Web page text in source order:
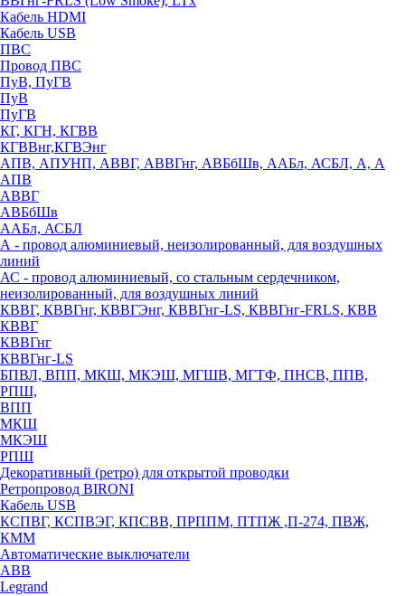
Кабель HDMI
Кабель USB
ПВС
Провод ПВС
ПуВ, ПуГВ
ПуВ
ПуГВ
КГ, КГН, КГВВ
КГВВнг,КГВЭнг
АПВ, АПУНП, АВВГ, АВВГнг, АВБбШв, ААБл, АСБЛ, А, А
АПВ
АВВГ
АВБбШв
ААБл, АСБЛ
А - провод алюминиевый, неизолированный, для воздушных
линий
АС - провод алюминиевый, со стальным сердечником,
неизолированный, для воздушных линий
КВВГ, КВВГнг, КВВГЭнг, КВВГнг-LS, КВВГнг-FRLS, КВВ
КВВГ
КВВГнг
КВВГнг-LS
БПВЛ, ВПП, МКШ, МКЭШ, МГШВ, МГТФ, ПНСВ, ППВ,
РПШ,
ВПП
МКШ
МКЭШ
РПШ
Декоративный (ретро) для открытой проводки
Ретропровод BIRONI
Кабель USB
КСПВГ, КСПВЭГ, КПСВВ, ПРППМ, ПТПЖ ,П-274, ПВЖ,
КММ
Автоматические выключатели
ABB
Legrand